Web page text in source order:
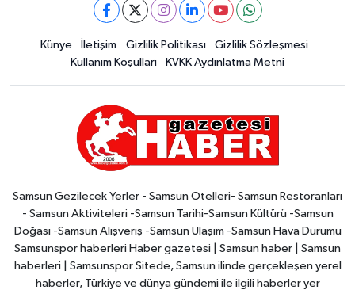
Künye İletişim Gizlilik Politikası
Gizlilik Sözleşmesi
Kullanım Koşulları
KVKK Aydınlatma Metni
Samsun Gezilecek Yerler - Samsun Otelleri- Samsun Restoranları
- Samsun Aktiviteleri -Samsun Tarihi-Samsun Kültürü -Samsun
Doğası -Samsun Alışveriş -Samsun Ulaşım -Samsun Hava Durumu
Samsunspor haberleri Haber gazetesi | Samsun haber | Samsun
haberleri | Samsunspor Sitede, Samsun ilinde gerçekleşen yerel
haberler, Türkiye ve dünya gündemi ile ilgili haberler yer